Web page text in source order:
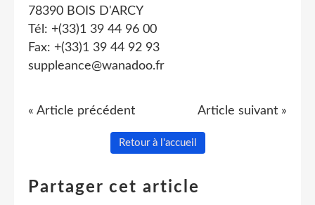
78390 BOIS D'ARCY
Tél: +(33)1 39 44 96 00
Fax: +(33)1 39 44 92 93
suppleance@wanadoo.fr
« Article précédent Article suivant »
Retour à l'accueil
Partager cet article